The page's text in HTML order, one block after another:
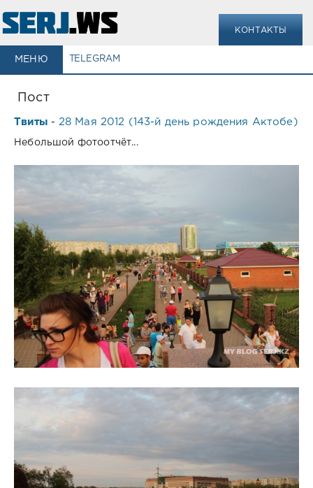
КОНТАКТЫ
МЕНЮ TELEGRAM
Пост
Твиты - 28 Мая 2012 (143-й день рождения Актобе)
Небольшой фотоотчёт...